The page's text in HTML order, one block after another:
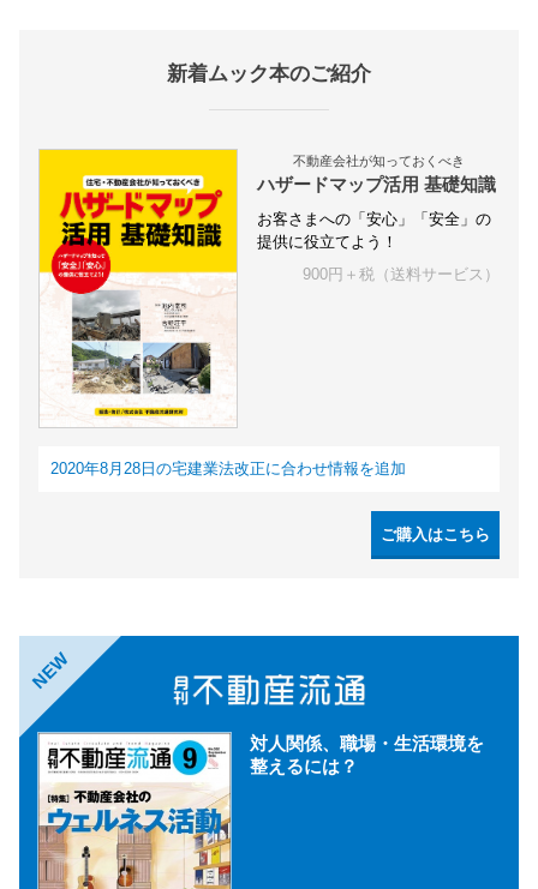
新着ムック本のご紹介
不動産会社が知っておくべき
ハザードマップ活用 基礎知識
お客さまへの「安心」「安全」の
提供に役立てよう！
900円＋税（送料サービス）
2020年8月28日の宅建業法改正に合わせ情報を追加
ご購入はこちら
NEW
対人関係、職場・生活環境を
整えるには？